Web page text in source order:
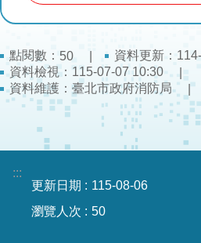
教
育
下
載
力
園
點閱數： 50
資料更新：
資料檢視：115-07-07 10:30
資料維護：臺北市政府消防局
:::
更新日期
115-08-06
瀏覽人次
50